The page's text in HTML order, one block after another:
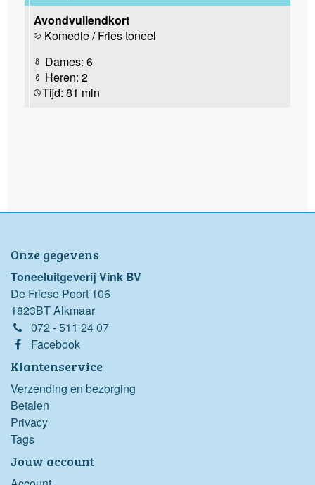
Avondvullendkort
Komedie / Fries toneel
Dames: 6
Heren: 2
Tijd: 81 min
Onze gegevens
Toneeluitgeverij Vink BV
De Friese Poort 106
1823BT Alkmaar
072 - 511 24 07
Facebook
Klantenservice
Verzending en bezorging
Betalen
Privacy
Tags
Jouw account